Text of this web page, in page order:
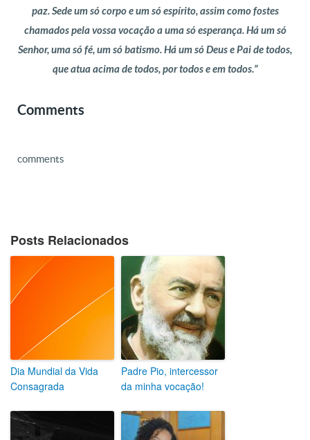
paz. Sede um só corpo e um só espírito, assim como fostes
chamados pela vossa vocação a uma só esperança. Há um só
Senhor, uma só fé, um só batismo. Há um só Deus e Pai de todos,
que atua acima de todos, por todos e em todos.”
Comments
comments
Posts Relacionados
Dia Mundial da Vida
Consagrada
Padre Pio, intercessor
da minha vocação!